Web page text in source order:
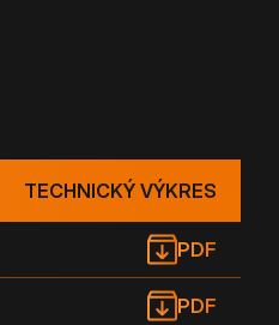
TECHNICKÝ VÝKRES
PDF
PDF